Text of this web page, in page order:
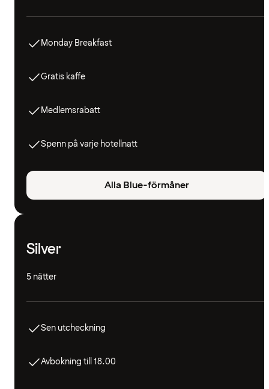
Monday Breakfast
Gratis kaffe
Medlemsrabatt
Spenn på varje hotellnatt
Alla Blue-förmåner
Silver
5 nätter
Sen utcheckning
Avbokning till 18.00